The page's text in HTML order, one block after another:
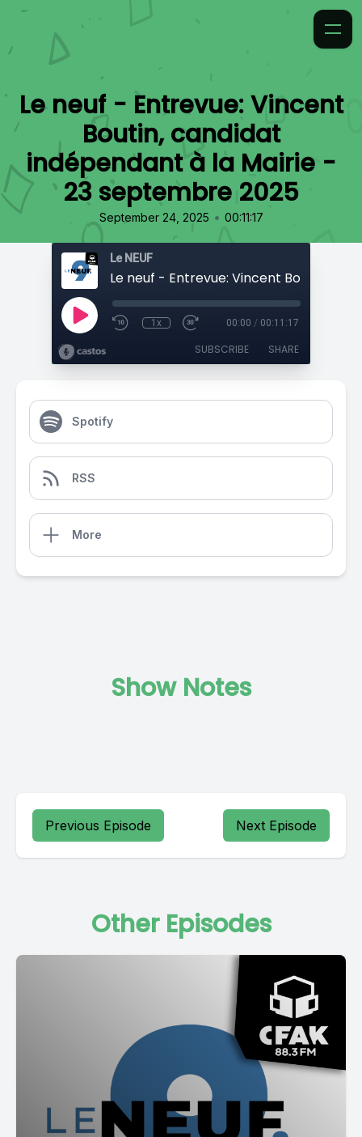
Le neuf - Entrevue: Vincent
Boutin, candidat
indépendant à la Mairie -
23 septembre 2025
September 24, 2025 • 00:11:17
Le NEUF
1x 00:00 / 00:11:17
SUBSCRIBE SHARE
Spotify
RSS
More
Show Notes
Previous Episode Next Episode
Other Episodes